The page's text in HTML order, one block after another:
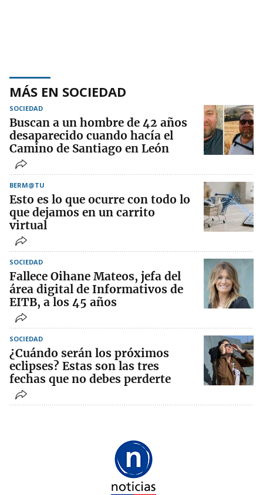
MÁS EN SOCIEDAD
SOCIEDAD
Buscan a un hombre de 42 años
desaparecido cuando hacía el
Camino de Santiago en León
BERM@TU
Esto es lo que ocurre con todo lo
que dejamos en un carrito
virtual
SOCIEDAD
Fallece Oihane Mateos, jefa del
área digital de Informativos de
EITB, a los 45 años
SOCIEDAD
¿Cuándo serán los próximos
eclipses? Estas son las tres
fechas que no debes perderte